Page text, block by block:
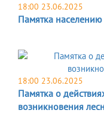
18:00 23.06.2025
Памятка
18:00 23.06.2025
Памятка о
возникновения